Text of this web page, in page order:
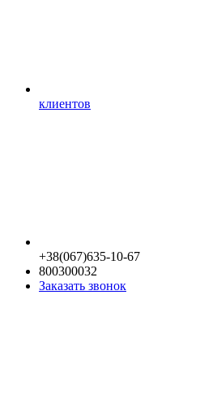
клиентов
+38(067)635-10-67
800300032
Заказать звонок